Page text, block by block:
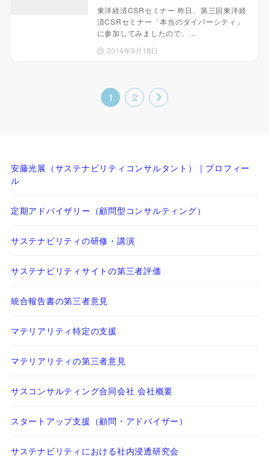
東洋経済CSRセミナー 昨日、第三回東洋経
済CSRセミナー「本当のダイバーシティ」
に参加してみましたので、…
2014年9月18日
1 2
安藤光展（サステナビリティコンサルタント）｜プロフィー
ル
定期アドバイザリー（顧問型コンサルティング）
サステナビリティの研修・講演
サステナビリティサイトの第三者評価
統合報告書の第三者意見
マテリアリティ特定の支援
マテリアリティの第三者意見
サスコンサルティング合同会社 会社概要
スタートアップ支援（顧問・アドバイザー）
サステナビリティにおける社内浸透研究会